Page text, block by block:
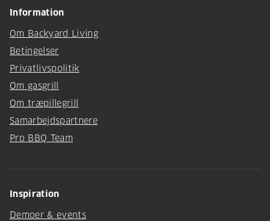
Information
Om Backyard Living
Betingelser
Privatlivspolitik
Om gasgrill
Om træpillegrill
Samarbejdspartnere
Pro BBQ Team
Inspiration
Demoer & events